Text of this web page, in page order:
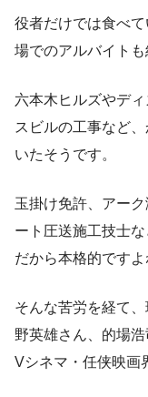
役者だけでは食べ
場でのアルバイトも
六本木ヒルズやデ
スビルの工事など
いたそうです。
玉掛け免許、アー
ート圧送施工技士
だから本格的ですよ
そんな苦労を経て
野英雄さん、的場
Vシネマ・任侠映画